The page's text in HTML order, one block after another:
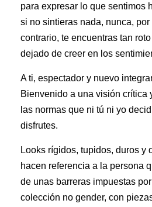
para expresar lo que sentimos
si no sintieras nada, nunca, por
contrario, te encuentras tan
dejado de creer en los
A ti, espectador y nuevo
Bienvenido a una visión crítica
las normas que ni tú ni yo
disfrutes.
Looks rígidos, tupidos, duros y
hacen referencia a la persona
de unas barreras impuestas
colección no gender, con